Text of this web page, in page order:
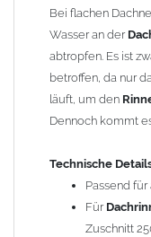
Zuschnitt von 333mm
dann eine Dachrinne
oder ein Fallrohr mit
Wegen der
Kupferbauteile nicht
durch Kupferionen
Regenwasser von
trennen (z. B. durch
Wasserfluss so
Bei flachen
Wasser an der
abtropfen. Es ist
betroffen, da nur
läuft, um den
Dennoch kommt
Technische
Passend für
Für
Zuschnitt